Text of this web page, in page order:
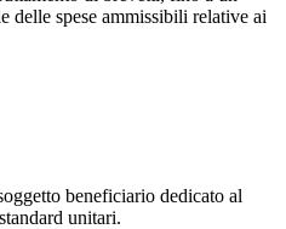
delle spese ammissibili relative ai
beneficiario dedicato al
unitari.